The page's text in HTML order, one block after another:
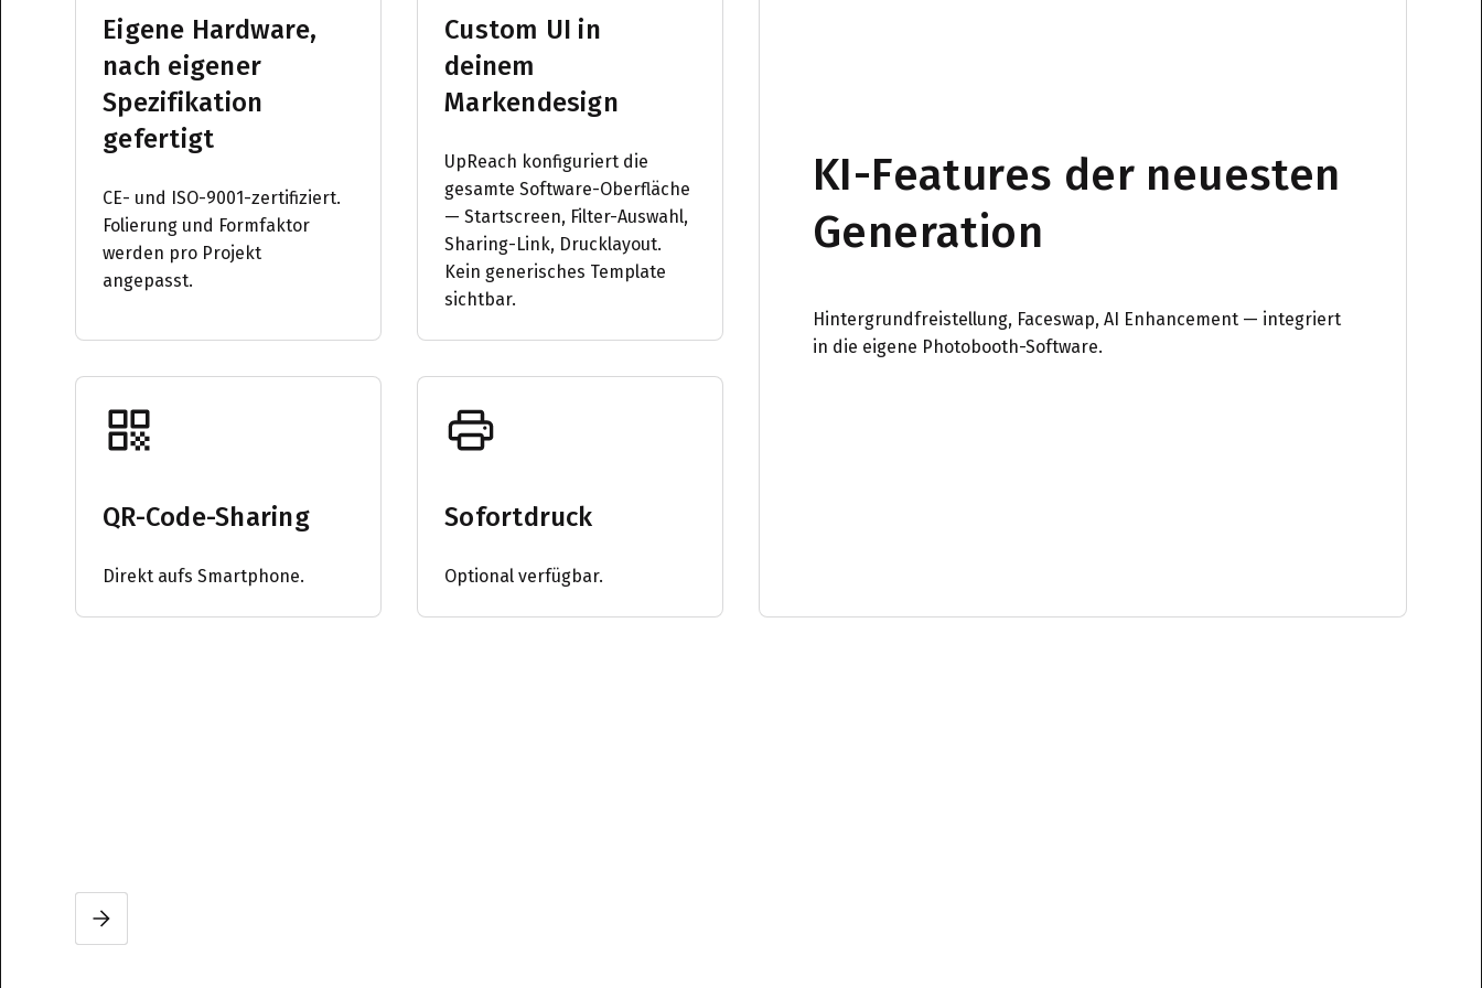
Eigene Hardware,
nach eigener
Spezifikation
gefertigt
CE- und ISO-9001-zertifiziert.
Folierung und Formfaktor
werden pro Projekt
angepasst.
Custom UI in
deinem
Markendesign
UpReach konfiguriert die
gesamte Software-Oberfläche
— Startscreen, Filter-Auswahl,
Sharing-Link, Drucklayout.
Kein generisches Template
sichtbar.
QR-Code-Sharing
Direkt aufs Smartphone.
Sofortdruck
Optional verfügbar.
KI-Features der neuesten
Generation
Hintergrundfreistellung, Faceswap, AI Enhancement — integriert
in die eigene Photobooth-Software.
Slide 2 of 3.